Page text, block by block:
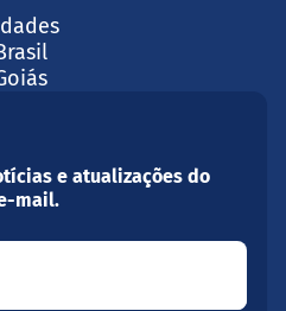
e atualizações do
mail.